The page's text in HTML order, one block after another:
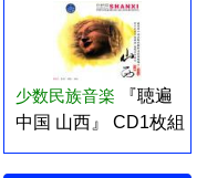
少数民族音楽
『聴遍
中国 山西』 CD1枚組